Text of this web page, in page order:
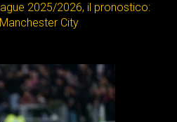
2025/2026, il pronostico:
City